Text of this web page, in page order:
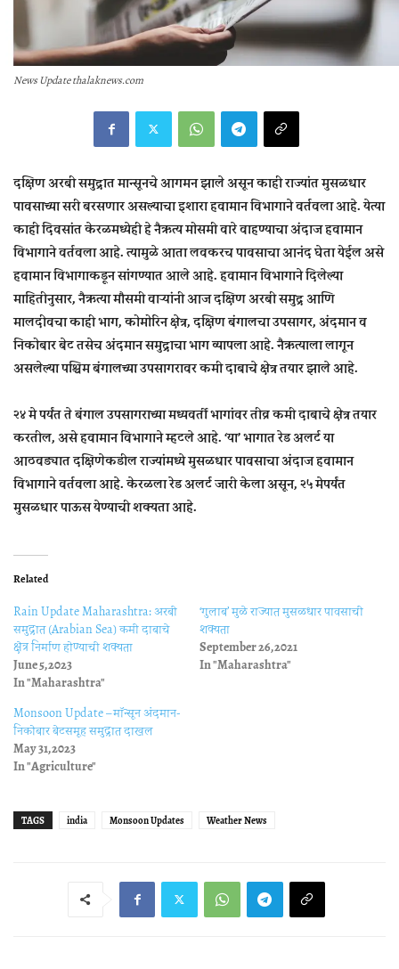
News Update thalaknews.com
दक्षिण अरबी समुद्रात मान्सूनचे आगमन झाले असून काही राज्यांत मुसळधार
पावसाच्या सरी बरसणार असल्याचा इशारा हवामान विभागाने वर्तवला आहे. येत्या
काही दिवसांत केरळमध्येही हे नैऋत्य मोसमी वारे वाहण्याचा अंदाज हवामान
विभागाने वर्तवला आहे. त्यामुळे आता लवकरच पावसाचा आनंद घेता येईल असे
हवामान विभागाकडून सांगण्यात आले आहे. हवामान विभागाने दिलेल्या
माहितीनुसार, नैऋत्या मौसमी वाऱ्यांनी आज दक्षिण अरबी समुद्र आणि
मालदीवचा काही भाग, कोमोरिन क्षेत्र, दक्षिण बंगालचा उपसागर, अंदमान व
निकोबार बेट तसेच अंदमान समुद्राचा भाग व्यापला आहे. नैऋत्याला लागून
असलेल्या पश्चिम बंगालच्या उपसागरावर कमी दाबाचे क्षेत्र तयार झाले आहे.
२४ मे पर्यंत ते बंगाल उपसागराच्या मध्यवर्ती भागांवर तीव्र कमी दाबाचे क्षेत्र तयार
करतील, असे हवामान विभागाने म्हटले आहे. ‘या’ भागात रेड अलर्ट या
आठवड्यात दक्षिणेकडील राज्यांमध्ये मुसळधार पावसाचा अंदाज हवामान
विभागाने वर्तवला आहे. केरळला रेड अलर्ट जारी केला असून, २५ मेपर्यंत
मुसळधार पाऊस येण्याची शक्यता आहे.
Related
Rain Update Maharashtra: अरबी
समुद्रात (Arabian Sea) कमी दाबाचे
क्षेत्र निर्माण होण्याची शक्यता
June 5, 2023
In "Maharashtra"
‘गुलाब’ मुळे राज्यात मुसळधार पावसाची
शक्यता
September 26, 2021
In "Maharashtra"
Monsoon Update – मॉन्सून अंदमान-
निकोबार बेटसमूह समुद्रात दाखल
May 31, 2023
In "Agriculture"
TAGS india Monsoon Updates Weather News